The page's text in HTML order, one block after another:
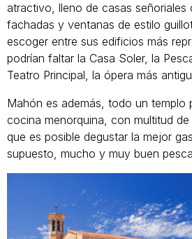
atractivo, lleno de casas señoriales
fachadas y ventanas de estilo
escoger entre sus edificios más
podrían faltar la Casa Soler, la
Teatro Principal, la ópera más
Mahón es además, todo un templo
cocina menorquina, con multitud
que es posible degustar la mejor
supuesto, mucho y muy buen